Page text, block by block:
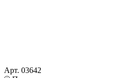
Арт. 03642